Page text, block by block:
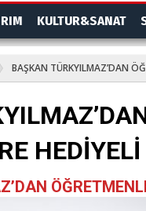
KULTUR&SANAT
BAŞKAN TÜRKYILMAZ’DAN